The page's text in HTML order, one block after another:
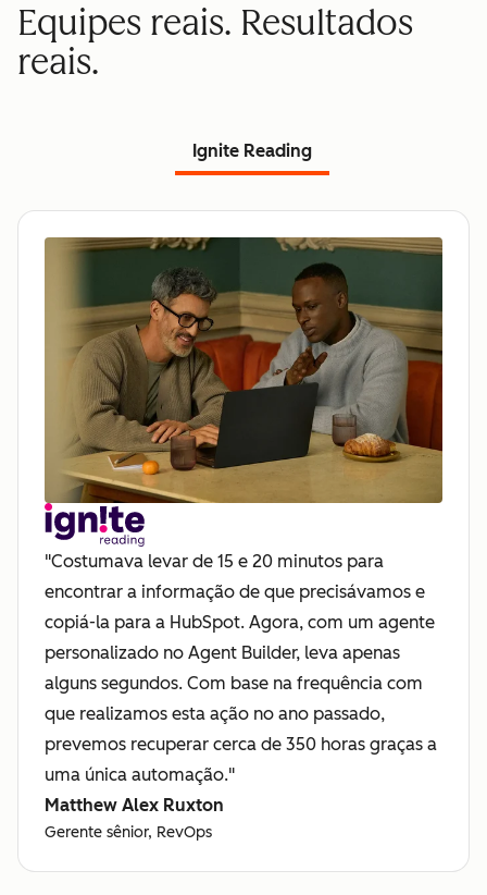
Equipes reais. Resultados
reais.
Ignite Reading
"Costumava levar de 15 e 20 minutos para
encontrar a informação de que precisávamos e
copiá-la para a HubSpot. Agora, com um agente
personalizado no Agent Builder, leva apenas
alguns segundos. Com base na frequência com
que realizamos esta ação no ano passado,
prevemos recuperar cerca de 350 horas graças a
uma única automação."
Matthew Alex Ruxton
Gerente sênior, RevOps